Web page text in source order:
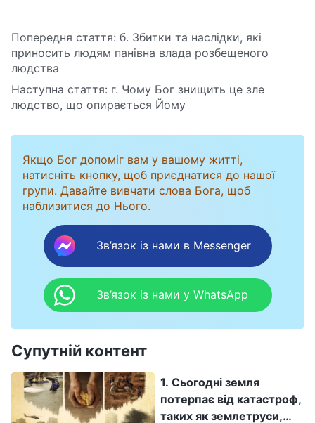
Попередня стаття: б. Збитки та наслідки, які
приносить людям панівна влада розбещеного
людства
Наступна стаття: г. Чому Бог знищить це зле
людство, що опирається Йому
Якщо Бог допоміг вам у вашому житті,
натисніть кнопку, щоб приєднатися до нашої
групи. Давайте вивчати слова Бога, щоб
наблизитися до Нього.
Зв’язок із нами в Messenger
Зв’язок із нами у WhatsApp
Супутній контент
1. Сьогодні земля
потерпає від катастроф,
таких як землетруси,